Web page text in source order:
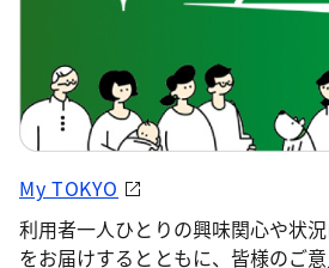
My TOKYO
利用者一人ひとりの興味関心や状
をお届けするとともに、皆様のご